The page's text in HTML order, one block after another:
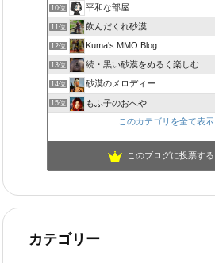
10位 平和な部屋
11位 飲んだくれ砂漠
12位 Kuma's MMO Blog
13位 続・黒い砂漠をぬるく楽しむ
14位 砂漠のメロディー
15位
もふ子のおへや
このカテゴリを全て表示
このブログに投票する
カテゴリー